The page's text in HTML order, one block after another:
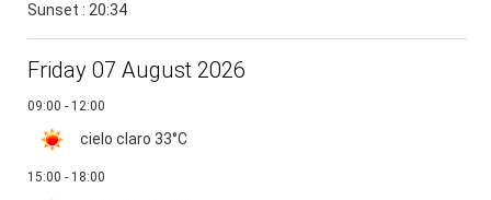
Sunset : 20:34
Friday 07 August 2026
09:00 - 12:00
cielo claro 33°C
15:00 - 18:00